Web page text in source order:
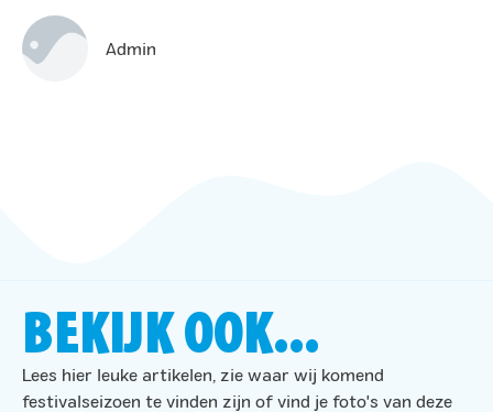
Admin
BEKIJK OOK...
Lees hier leuke artikelen, zie waar wij komend
festivalseizoen te vinden zijn of vind je foto's van deze